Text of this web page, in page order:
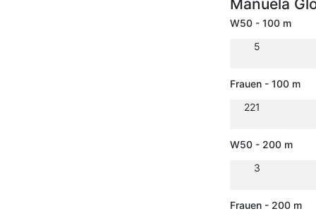
Manuela
W50 - 100 m
5
Frauen - 100 m
221
W50 - 200 m
3
Frauen - 200 m